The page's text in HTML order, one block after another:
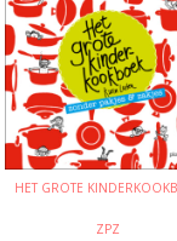
HET GROTE
ZPZ